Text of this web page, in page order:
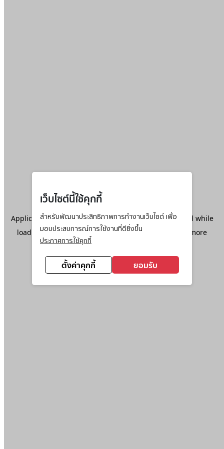
เว็บไซต์นี้ใช้คุกกี้
สำหรับพัฒนาประสิทธิภาพการทำงานเว็บไซต์ เพื่อ
มอบประสบการณ์การใช้งานที่ดียิ่งขึ้น
ประกาศการใช้คุกกี้
ตั้งค่าคุกกี้ ยอมรับ
Application error: aclient-side exception has occurred while
loadingwww.ktc.co.th(see the browser console
for more
information).